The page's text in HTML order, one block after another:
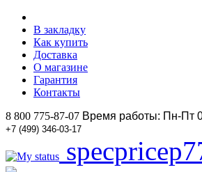
В закладку
Как купить
Доставка
О магазине
Гарантия
Контакты
8 800 775-87-07 Время работы: Пн-Пт
+7 (499) 346-03-17